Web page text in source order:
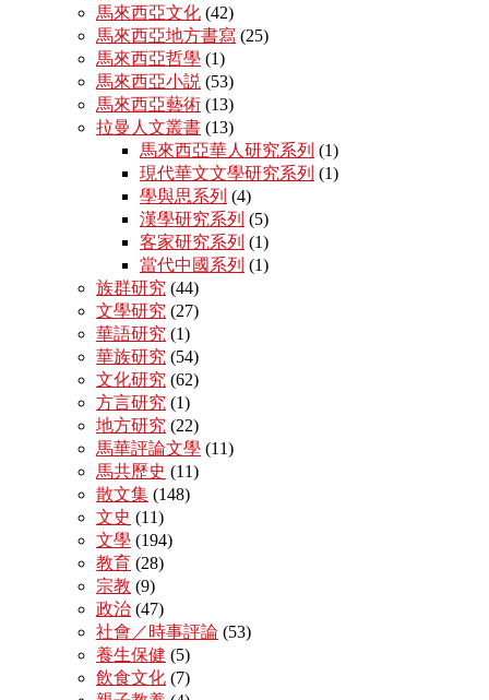
馬來西亞文化 (42)
馬來西亞地方書寫 (25)
馬來西亞哲學 (1)
馬來西亞小説 (53)
馬來西亞藝術 (13)
拉曼人文叢書 (13)
馬來西亞華人研究系列 (1)
現代華文文學研究系列 (1)
學與思系列 (4)
漢學研究系列 (5)
客家研究系列 (1)
當代中國系列 (1)
族群研究 (44)
文學研究 (27)
華語研究 (1)
華族研究 (54)
文化研究 (62)
方言研究 (1)
地方研究 (22)
馬華評論文學 (11)
馬共歷史 (11)
散文集 (148)
文史 (11)
文學 (194)
教育 (28)
宗教 (9)
政治 (47)
社會／時事評論 (53)
養生保健 (5)
飲食文化 (7)